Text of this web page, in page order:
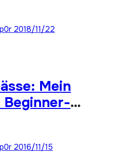
2018/11/22
Mein
Beginner-
2016/11/15